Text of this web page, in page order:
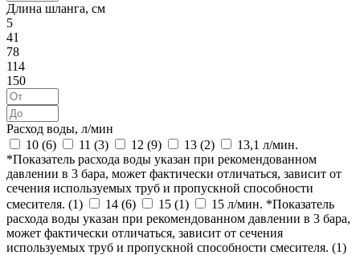
Длина шланга, см
5
41
78
114
150
Расход воды, л/мин
10 (6) 11 (3) 12 (9) 13 (2)
13,1 л/мин.
*Показатель расхода воды указан при рекомендованном
давлении в 3 бара, может фактически отличаться, зависит от
сечения используемых труб и пропускной способности
смесителя. (1) 14 (6) 15 (1)
15 л/мин. *Показатель
расхода воды указан при рекомендованном давлении в 3 бара,
может фактически отличаться, зависит от сечения
используемых труб и пропускной способности смесителя. (1)